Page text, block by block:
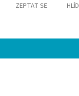
ZEPTAT SE